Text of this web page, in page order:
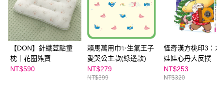
請求用戶進行身份認證。
５．嚴禁一人註冊多個帳號或使用他人資訊註冊。若發現惡意使用之情形，
恩沛科技股份有限公司將有權停止該用戶之使用額度並採取法律行動。
【DON】針織荳點童
枕｜花圈熊寶
NT$590
賴馬萬用巾✨生氣王子
愛哭公主款(綠邊款)
NT$279
NT$399
怪奇漢方桃印3：
娃娃心丹大反撲
NT$253
NT$320